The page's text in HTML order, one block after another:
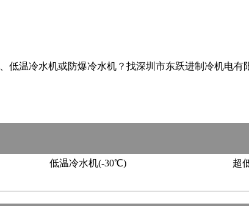
低温冷水机或防爆冷水机 ？找深圳市东跃进制冷机电有
低温冷水机(-30℃)
超